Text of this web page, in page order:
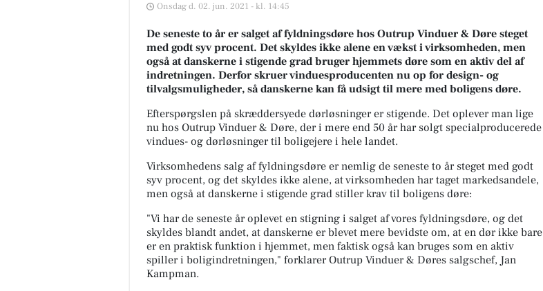
Onsdag d. 02. jun. 2021 - kl. 14:45
De seneste to år er salget af fyldningsdøre hos Outrup Vinduer & Døre steget
med godt syv procent. Det skyldes ikke alene en vækst i virksomheden, men
også at danskerne i stigende grad bruger hjemmets døre som en aktiv del af
indretningen. Derfor skruer vinduesproducenten nu op for design- og
tilvalgsmuligheder, så danskerne kan få udsigt til mere med boligens døre.
Efterspørgslen på skræddersyede dørløsninger er stigende. Det oplever man lige
nu hos Outrup Vinduer & Døre, der i mere end 50 år har solgt specialproducerede
vindues- og dørløsninger til boligejere i hele landet.
Virksomhedens salg af fyldningsdøre er nemlig de seneste to år steget med godt
syv procent, og det skyldes ikke alene, at virksomheden har taget markedsandele,
men også at danskerne i stigende grad stiller krav til boligens døre:
"Vi har de seneste år oplevet en stigning i salget af vores fyldningsdøre, og det
skyldes blandt andet, at danskerne er blevet mere bevidste om, at en dør ikke bare
er en praktisk funktion i hjemmet, men faktisk også kan bruges som en aktiv
spiller i boligindretningen," forklarer Outrup Vinduer & Døres salgschef, Jan
Kampman.